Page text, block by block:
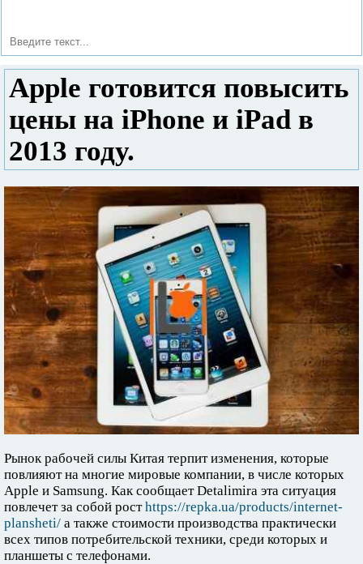
Apple готовится повысить
цены на iPhone и iPad в
2013 году.
Рынок рабочей силы Китая терпит изменения, которые
повлияют на многие мировые компании, в числе которых
Apple и Samsung. Как сообщает Detalimira эта ситуация
повлечет за собой ростhttps://repka.ua/products/internet-
plansheti/ а также стоимости производства практически
всех типов потребительской техники, среди которых и
планшеты с телефонами.